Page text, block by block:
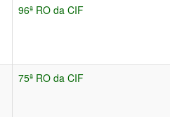
96ª RO da CIF
75ª RO da CIF